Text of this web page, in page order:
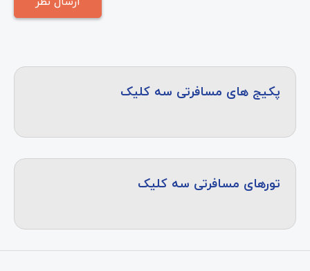
پکیج های مسافرتی سه کلیک
تورهای مسافرتی سه کلیک